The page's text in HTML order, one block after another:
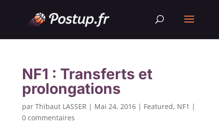
NF1 : Transferts et
prolongations
par Thibaut LASSER | Mai 24, 2016| Featured, NF1 |
0 commentaires